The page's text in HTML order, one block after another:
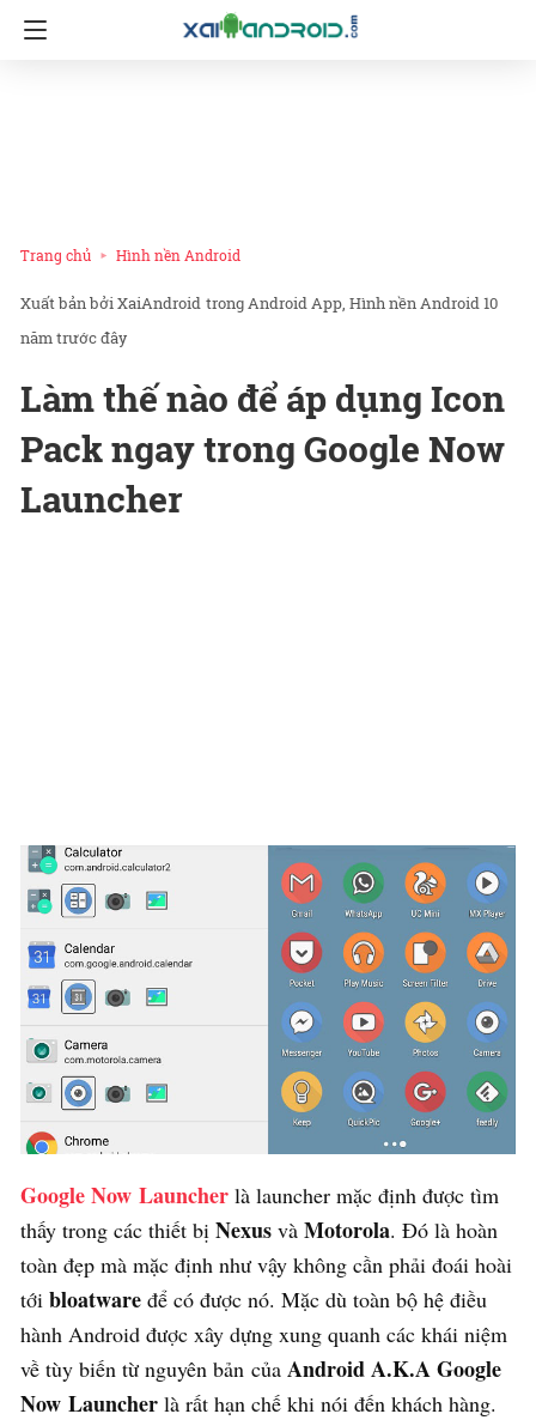
Trang chủ Hình nền Android
XaiAndroid trongAndroid App Hình nền Android10
năm trước đây
Làm thế nào để áp dụng Icon
Pack ngay trong Google Now
Launcher
Google Now Launcher là launcher mặc định được tìm
thấy trong các thiết bị Nexus và Motorola. Đó là hoàn
toàn đẹp mà mặc định như vậy không cần phải đoái hoài
tới bloatware để có được nó. Mặc dù toàn bộ hệ điều
hành Android được xây dựng xung quanh các khái niệm
về tùy biến từ nguyên bản của Android A.K.A Google
Now Launcher là rất hạn chế khi nói đến khách hàng.